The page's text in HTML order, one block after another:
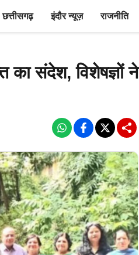
छत्तीसगढ़ इंदौर न्यूज़ राजनीति
संदेश, विशेषज्ञों ने